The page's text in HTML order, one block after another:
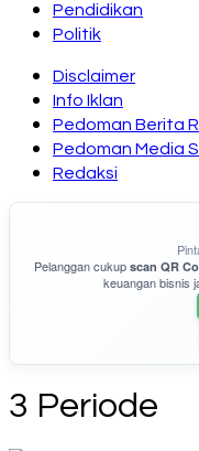
Pendidikan
Politik
Disclaimer
Info Iklan
Pedoman Berita
Pedoman Media
Redaksi
Pelanggan cukup scan QR
keuangan bisnis
3 Periode